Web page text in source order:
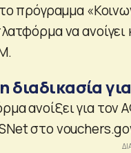
το πρόγραμμα
να
διαδικασία
ανοίξει για τον
στο